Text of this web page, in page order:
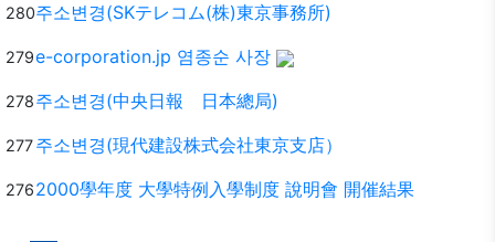
280주소변경(SKテレコム(株)東京事務所)
279e-corporation.jp 염종순 사장
278주소변경(中央日報 日本總局)
277주소변경(現代建設株式会社東京支店）
2762000學年度 大學特例入學制度 說明會 開催結果